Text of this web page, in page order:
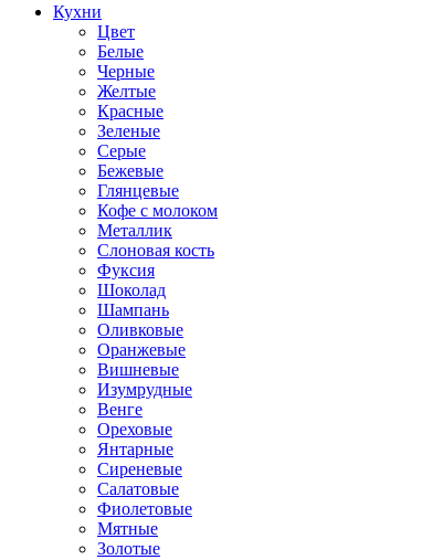
Кухни
Цвет
Белые
Черные
Желтые
Красные
Зеленые
Серые
Бежевые
Глянцевые
Кофе с молоком
Металлик
Слоновая кость
Фуксия
Шоколад
Шампань
Оливковые
Оранжевые
Вишневые
Изумрудные
Венге
Ореховые
Янтарные
Сиреневые
Салатовые
Фиолетовые
Мятные
Золотые